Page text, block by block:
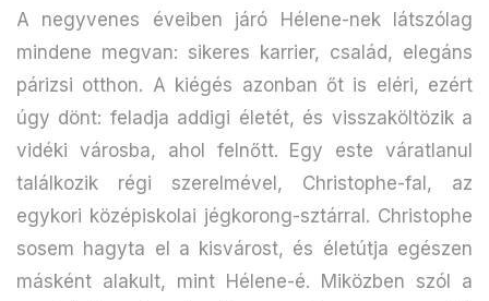
A negyvenes éveiben járó Hélene-nek látszólag
mindene megvan: sikeres karrier, család, elegáns
párizsi otthon. A kiégés azonban őt is eléri, ezért
úgy dönt: feladja addigi életét, és visszaköltözik a
vidéki városba, ahol felnőtt. Egy este váratlanul
találkozik régi szerelmével, Christophe-fal, az
egykori középiskolai jégkorong-sztárral. Christophe
sosem hagyta el a kisvárost, és életútja egészen
másként alakult, mint Hélene-é. Miközben szól a